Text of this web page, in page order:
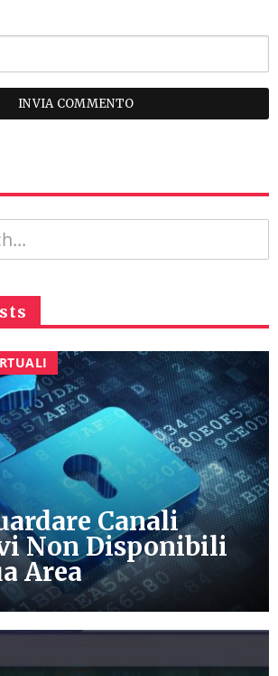
Canali
Non Disponibili
Area